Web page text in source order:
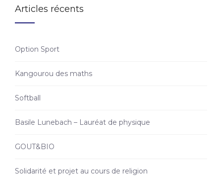
Articles récents
Option Sport
Kangourou des maths
Softball
Basile Lunebach – Lauréat de physique
GOUT&BIO
Solidarité et projet au cours de religion